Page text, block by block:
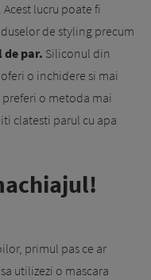
lucru poate fi
de styling precum
de par. Siliconul din
o inchidere si mai
o metoda mai
clatesti parul cu apa
primul pas ce ar
utilizezi o mascara